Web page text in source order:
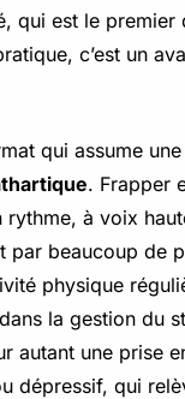
qui est le premier
c’est un
qui assume une
. Frapper
à voix
par beaucoup de
physique
la gestion du
autant une prise
dépressif, qui